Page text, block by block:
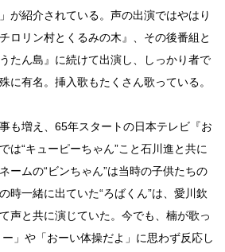
が紹介されている。声の出演ではやはり
ロリン村とくるみの木』、その後番組と
たん島』に続けて出演し、しっかり者で
に有名。挿入歌もたくさん歌っている。
も増え、65年スタートの日本テレビ『お
は“キューピーちゃん”こと石川進と共に
ームの“ビンちゃん”は当時の子供たちの
時一緒に出ていた“ろばくん”は、愛川欽
声と共に演じていた。今でも、楠が歌っ
」や「おーい体操だよ」に思わず反応し